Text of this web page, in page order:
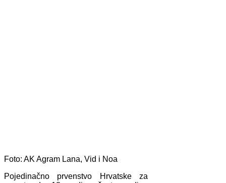
Foto: AK Agram Lana, Vid i Noa
Pojedinačno prvenstvo Hrvatske za